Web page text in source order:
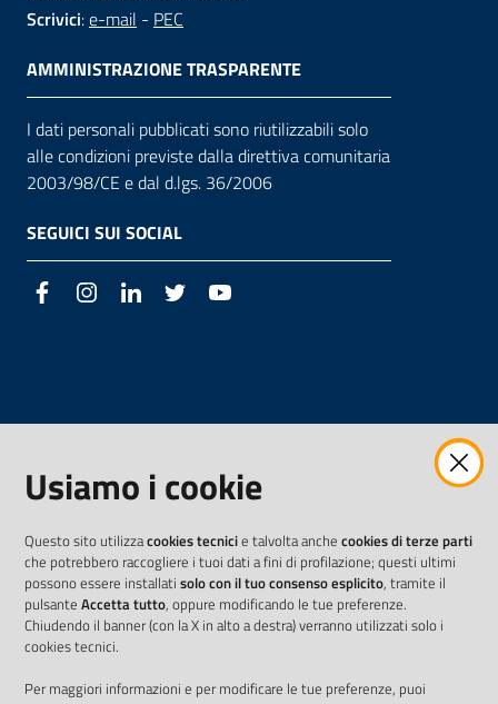
Scrivici:e-mail - PEC
AMMINISTRAZIONE TRASPARENTE
I dati personali pubblicati sono riutilizzabili solo
alle condizioni previste dalla direttiva comunitaria
2003/98/CE e dal d.lgs. 36/2006
SEGUICI SUI SOCIAL
FacebookInstagramLinkedIn Twitter
Usiamo i cookie
Questo sito utilizzacookies tecnicie talvolta anche cookies di terze parti
che potrebbero raccogliere i tuoi dati a fini di profilazione; questi ultimi
possono essere installati solo con il tuo consenso esplicito, tramite il
pulsante Accetta tutto, oppure modificando le tue preferenze.
Chiudendo il banner (con la X in alto a destra) verranno utilizzati solo i
cookies tecnici.
Per maggiori informazioni e per modificare le tue preferenze, puoi